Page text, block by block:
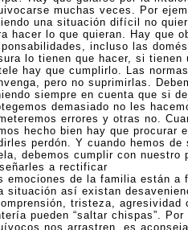
muchas veces. Por
una situación difícil no
hacer lo que quieran. Hay que
incluso las
lo tienen que hacer, si
hay que cumplirlo. Las
pero no suprimirlas.
siempre en cuenta que si
demasiado no les
errores y otras no.
hecho bien hay que procurar
perdón. Y cuando hemos
debemos cumplir con nuestro
a rectificar
emociones de la familia están a
situación así existan
tristeza,
pueden “saltar chispas”.
nos arrastren, es